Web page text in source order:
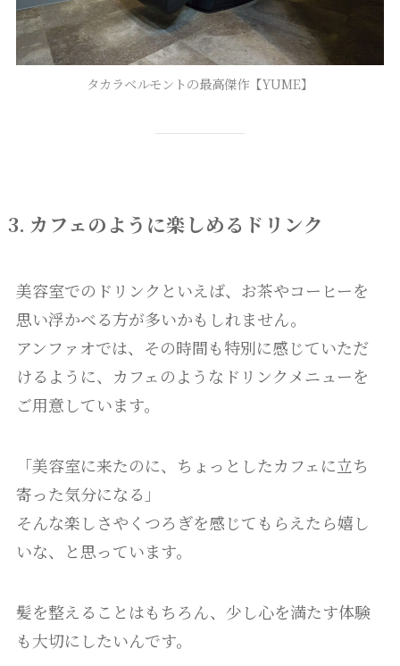
タカラベルモントの最高傑作【YUME】
3. カフェのように楽しめるドリンク
美容室でのドリンクといえば、お茶やコーヒーを
思い浮かべる方が多いかもしれません。
アンファオでは、その時間も特別に感じていただ
けるように、カフェのようなドリンクメニューを
ご用意しています。
「美容室に来たのに、ちょっとしたカフェに立ち
寄った気分になる」
そんな楽しさやくつろぎを感じてもらえたら嬉し
いな、と思っています。
髪を整えることはもちろん、少し心を満たす体験
も大切にしたいんです。